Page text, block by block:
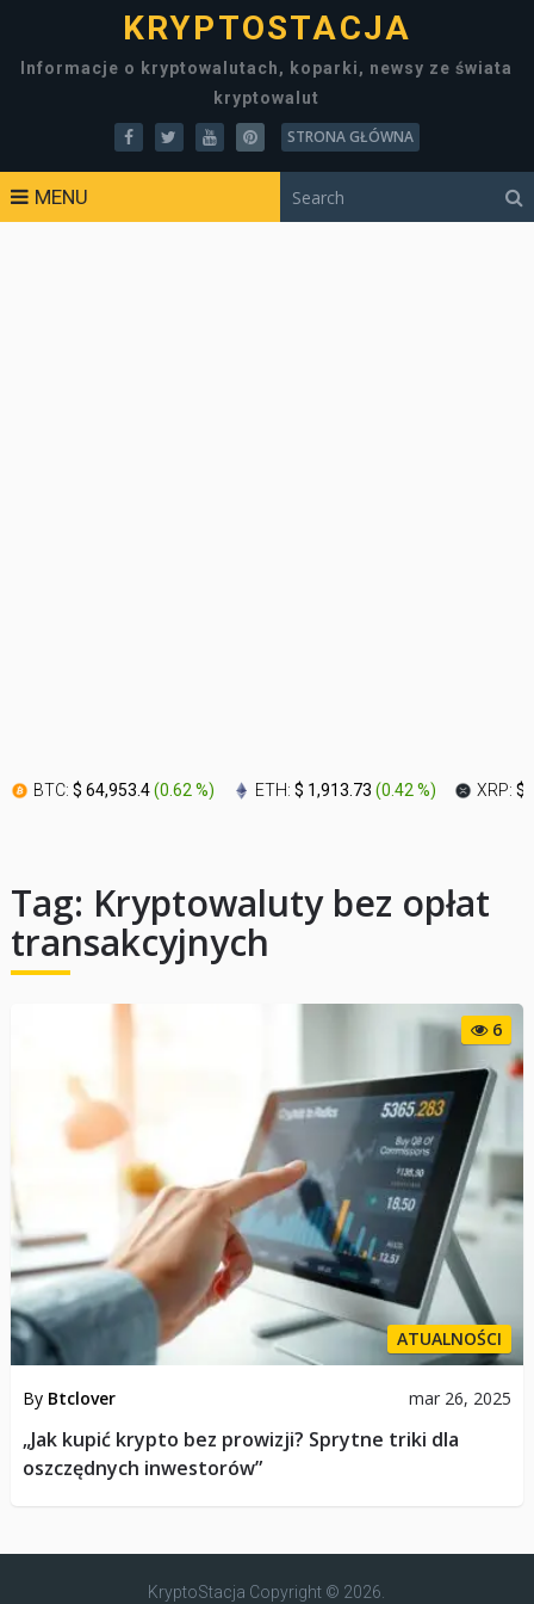
KRYPTOSTACJA
Informacje o kryptowalutach, koparki, newsy ze świata
kryptowalut
STRONA GŁÓWNA
MENU
BTC: $ 64,953.4(0.62 %) ETH: $ 1,913.73 (0.42 %) XRP: $
Tag: Kryptowaluty bez opłat
transakcyjnych
6
ATUALNOŚCI
By Btclover mar 26, 2025
„Jak kupić krypto bez prowizji? Sprytne triki dla
oszczędnych inwestorów”
KryptoStacja Copyright © 2026.